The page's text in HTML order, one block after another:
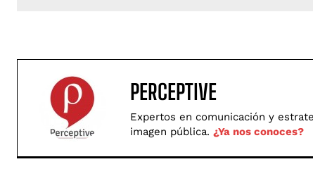
PERCEPTIVE
Expertos en comunicación y
imagen pública. ¿Ya nos conoces?